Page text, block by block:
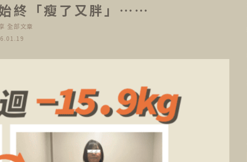
終「瘦了又胖」……
全部文章